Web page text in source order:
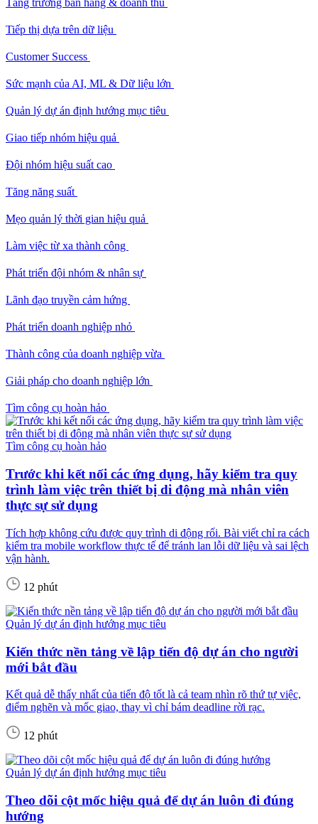
Tăng trưởng bán hàng & doanh thu
Tiếp thị dựa trên dữ liệu
Customer Success
Sức mạnh của AI, ML & Dữ liệu lớn
Quản lý dự án định hướng mục tiêu
Giao tiếp nhóm hiệu quả
Đội nhóm hiệu suất cao
Tăng năng suất
Mẹo quản lý thời gian hiệu quả
Làm việc từ xa thành công
Phát triển đội nhóm & nhân sự
Lãnh đạo truyền cảm hứng
Phát triển doanh nghiệp nhỏ
Thành công của doanh nghiệp vừa
Giải pháp cho doanh nghiệp lớn
Tìm công cụ hoàn hảo
Tìm công cụ hoàn hảo
Trước khi kết nối các ứng dụng, hãy kiểm tra quy
trình làm việc trên thiết bị di động mà nhân viên
thực sự sử dụng
Tích hợp không cứu được quy trình di động rối. Bài viết chỉ ra cách
kiểm tra mobile workflow thực tế để tránh lan lỗi dữ liệu và sai lệch
vận hành.
12 phút
Quản lý dự án định hướng mục tiêu
Kiến thức nền tảng về lập tiến độ dự án cho người
mới bắt đầu
Kết quả dễ thấy nhất của tiến độ tốt là cả team nhìn rõ thứ tự việc,
điểm nghẽn và mốc giao, thay vì chỉ bám deadline rời rạc.
12 phút
Quản lý dự án định hướng mục tiêu
Theo dõi cột mốc hiệu quả để dự án luôn đi đúng
hướng